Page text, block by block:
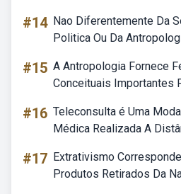
#14 Nao Diferentemente Da
Politica Ou Da
#15 A Antropologia Fornece
Conceituais Importantes
#16 Teleconsulta é Uma
Médica Realizada A
#17 Extrativismo
Produtos Retirados Da